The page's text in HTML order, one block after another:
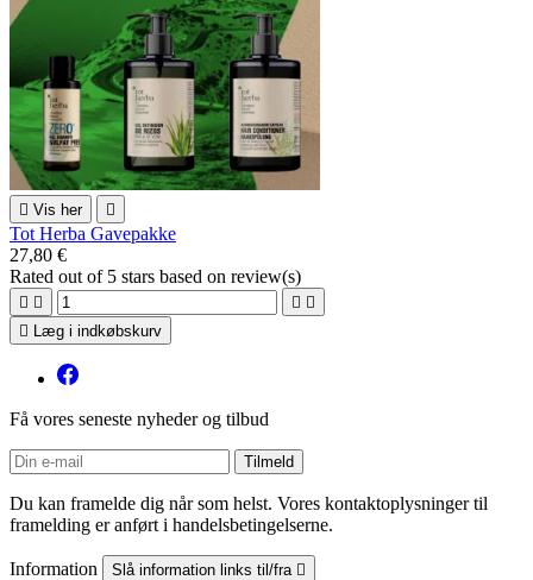
 Vis her 
Tot Herba Gavepakke
27,80 €
Rated out of 5 stars based on review(s)
   

Læg i indkøbskurv
Få vores seneste nyheder og tilbud
Du kan framelde dig når som helst. Vores kontaktoplysninger til
framelding er anført i handelsbetingelserne.
Information Slå information links til/fra 